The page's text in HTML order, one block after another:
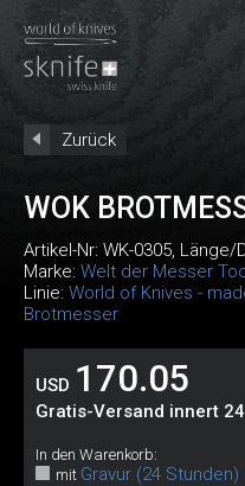
Zurück
WOK
Artikel-Nr: WK-0305, Länge/
Marke: Welt der Messer
Linie: World of Knives -
Brotmesser
USD 170.05
Gratis-Versand innert
In den Warenkorb:
mit Gravur (24 Stunden)